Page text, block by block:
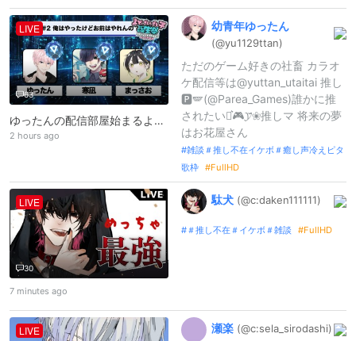
LIVE
63
ゆったんの配信部屋始まるよー！！今年も1年お疲れさまでした。お元気ですか？？カスタム本番頑張ります
2 hours ago
幼青年ゆったん
(@yu1129ttan)
ただのゲーム好きの社畜 カラオ
ケ配信等は@yuttan_utaitai 推し
🅿️🪽(@Parea_Games)誰かに推
されたい⋆͛🎮𝓨̆̈❀推しマ 将来の夢
はお花屋さん
雑談＃推し不在イケボ＃癒し声冷えピタ
歌枠
FullHD
LIVE
30
7 minutes ago
駄犬 (@c:daken111111)
＃推し不在＃イケボ＃雑談 FullHD
LIVE 瀬楽 (@c:sela_ sirodashi)